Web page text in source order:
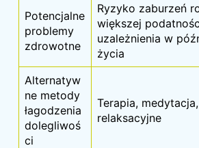
Potencjalne
problemy
zdrowotne
Ryzyko zaburzeń
większej
uzależnienia w
życia
Alternatyw
ne metody
łagodzenia
dolegliwoś
ci
Terapia,
relaksacyjne